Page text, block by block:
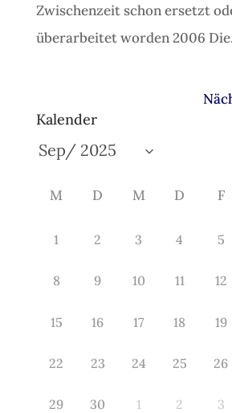
Zwischenzeit schon ersetzt
überarbeitet worden 2006
Kalender
M D M D F
1 2 3 4 5
8 9 10 11 12
15 16 17 18 19
22 23 24 25 26
29 30 1 2 3